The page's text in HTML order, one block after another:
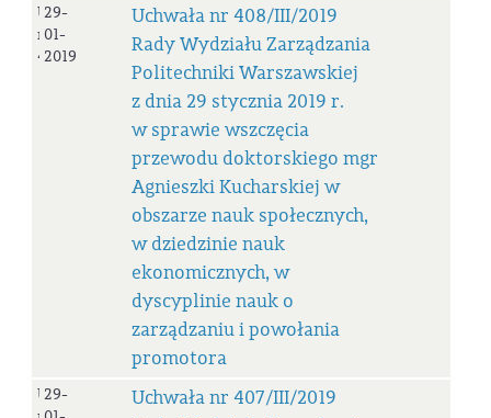
Uchwała
nr
408/III/2019
29-
01-
2019
Uchwała nr 408/III/2019
Rady Wydziału Zarządzania
Politechniki Warszawskiej
z dnia 29 stycznia 2019 r.
w sprawie wszczęcia
przewodu doktorskiego mgr
Agnieszki Kucharskiej w
obszarze nauk społecznych,
w dziedzinie nauk
ekonomicznych, w
dyscyplinie nauk o
zarządzaniu i powołania
promotora
Uchwała
29-
Uchwała nr 407/III/2019